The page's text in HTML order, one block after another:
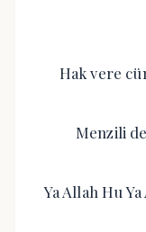
Hak vere
Menzili
Ya Allah Hu